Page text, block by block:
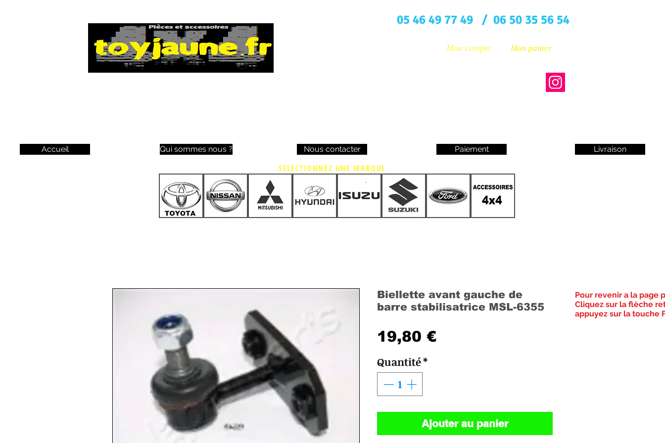
05 46 49 77 49 / 06 50 35 56 54
Mon compte Mon panier
Accueil Qui sommes nous ? Nous contacter Paiement Livraison
SELECTIONNEZ UNE MARQUE
Biellette avant gauche de
barre stabilisatrice MSL-6355
19,80 €Prix
Quantité*
Ajouter au panier
Pour revenir a la page
Cliquez sur la flèche
appuyez sur la touche